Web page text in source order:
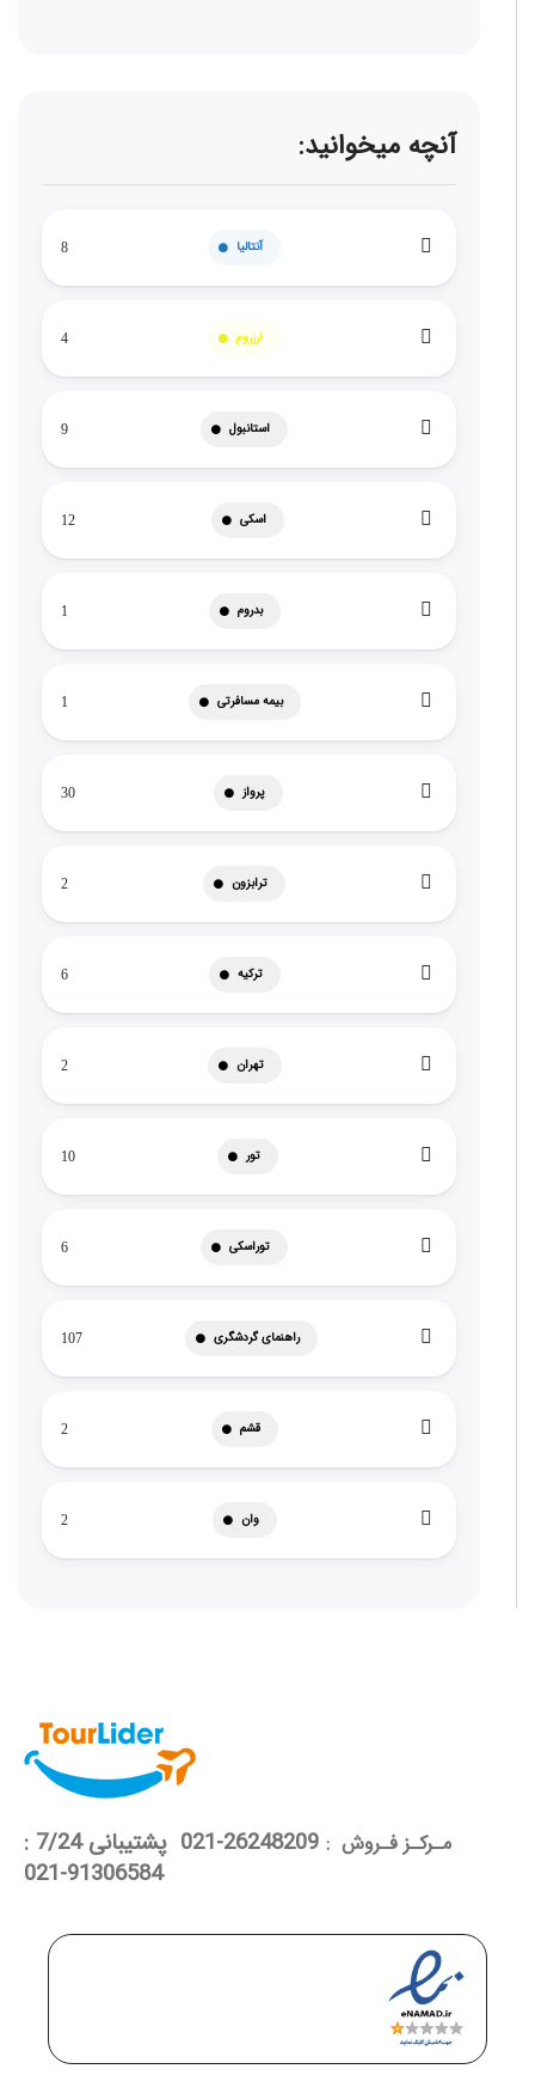
آنچه میخوانید:
آنتالیا 8
ارزروم 4
استانبول 9
اسکی 12
بدروم 1
بیمه مسافرتی 1
پرواز 30
ترابزون 2
ترکیه 6
تهران 2
تور 10
توراسکی 6
راهنمای گردشگری 107
قشم 2
وان 2
مـرکـز فـروش :
26248209-021 پشتیبانی 7/24 :
91306584-021